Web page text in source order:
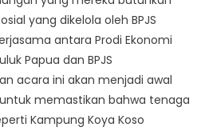
yang dikelola oleh BPJS
antara Prodi Ekonomi
Papua dan BPJS
acara ini akan menjadi awal
memastikan bahwa tenaga
Kampung Koya Koso